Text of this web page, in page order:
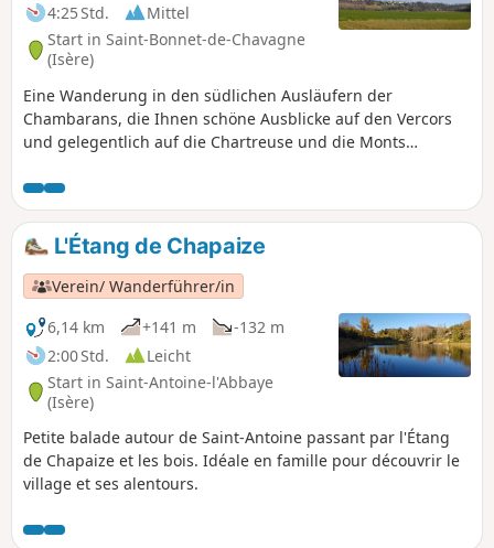
4:25 Std.
Mittel
Start in Saint-Bonnet-de-Chavagne
(Isère)
Eine Wanderung in den südlichen Ausläufern der
Chambarans, die Ihnen schöne Ausblicke auf den Vercors
und gelegentlich auf die Chartreuse und die Monts
keine Herausforderung. Sie wandern auf Feldwegen,
Pfaden und kleinen asphaltierten Straßen.
L'Étang de Chapaize
Verein/ Wanderführer/in
6,14 km
+141 m
-132 m
2:00 Std.
Leicht
Start in Saint-Antoine-l'Abbaye
(Isère)
Petite balade autour de Saint-Antoine passant par l'Étang
de Chapaize et les bois. Idéale en famille pour découvrir le
village et ses alentours.